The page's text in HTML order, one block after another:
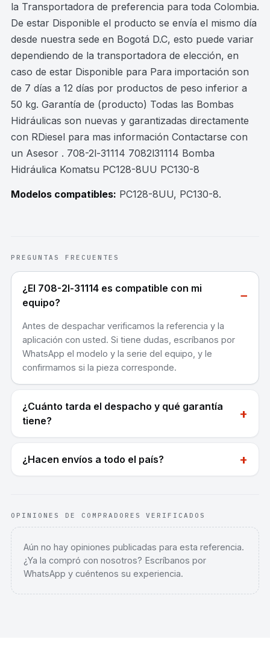
la Transportadora de preferencia para toda Colombia.
De estar Disponible el producto se envía el mismo día
desde nuestra sede en Bogotá D.C, esto puede variar
dependiendo de la transportadora de elección, en
caso de estar Disponible para Para importación son
de 7 días a 12 días por productos de peso inferior a
50 kg. Garantía de (producto) Todas las Bombas
Hidráulicas son nuevas y garantizadas directamente
con RDiesel para mas información Contactarse con
un Asesor . 708-2l-31114 7082l31114 Bomba
Hidráulica Komatsu PC128-8UU PC130-8
Modelos compatibles: PC128-8UU, PC130-8.
PREGUNTAS FRECUENTES
¿El 708-2l-31114 es compatible con mi
equipo?
−
Antes de despachar verificamos la referencia y la
aplicación con usted. Si tiene dudas, escríbanos por
WhatsApp el modelo y la serie del equipo, y le
confirmamos si la pieza corresponde.
¿Cuánto tarda el despacho y qué garantía
tiene?
+
¿Hacen envíos a todo el país? +
OPINIONES DE COMPRADORES VERIFICADOS
Aún no hay opiniones publicadas para esta referencia.
¿Ya la compró con nosotros? Escríbanos por
WhatsApp y cuéntenos su experiencia.